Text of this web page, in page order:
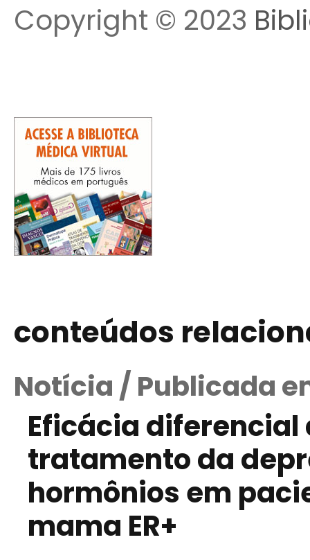
Copyright © 2023
conteúdos
Notícia / Publicada
Eficácia
tratamento da
hormônios em
mama ER+